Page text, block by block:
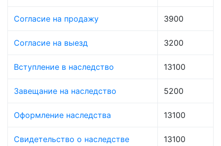
Согласие на продажу 3900
Согласие на выезд 3200
Вступление в наследство 13100
Завещание на наследство 5200
Оформление наследства 13100
Свидетельство о наследстве 13100